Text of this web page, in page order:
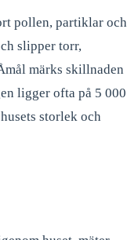
pollen, partiklar och
slipper torr,
märks skillnaden
ligger ofta på 5 000
storlek och